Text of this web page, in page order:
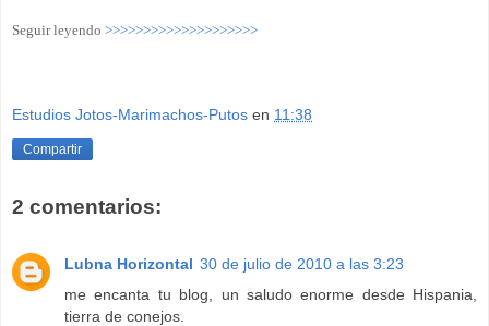
Seguir leyendo >>>>>>>>>>>>>>>>>>>>
Estudios Jotos-Marimachos-Putos en 11:38
Compartir
2 comentarios:
Lubna Horizontal 30 de julio de 2010 a las 3:23
me encanta tu blog, un saludo enorme desde Hispania,
tierra de conejos.